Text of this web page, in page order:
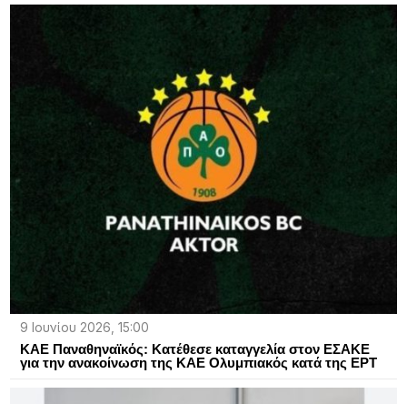
9 Ιουνίου 2026, 15:00
ΚΑΕ Παναθηναϊκός: Κατέθεσε καταγγελία στον ΕΣΑΚΕ
για την ανακοίνωση της ΚΑΕ Ολυμπιακός κατά της ΕΡΤ